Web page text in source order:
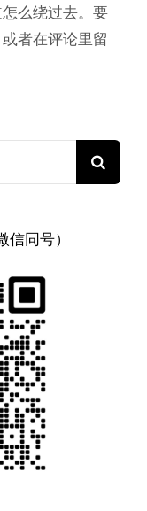
么绕过去。要
者在评论里留
同号）